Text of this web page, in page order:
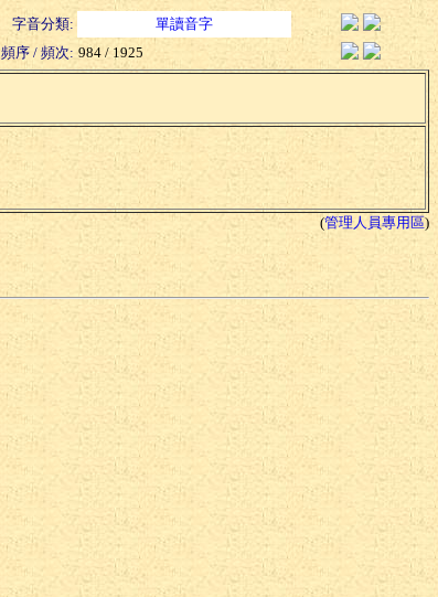
字音分類:
單讀音字
頻序 / 頻次: 984 / 1925
(管理人員專用區)